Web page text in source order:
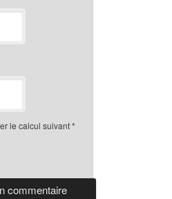
le calcul suivant*